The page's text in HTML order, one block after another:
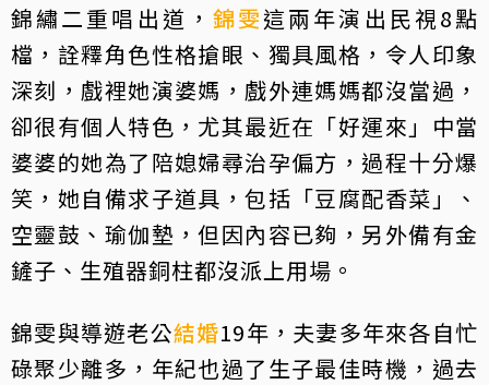
錦繡二重唱出道， 錦雯這兩年演出民視8點
檔，詮釋角色性格搶眼、獨具風格，令人印象
深刻，戲裡她演婆媽，戲外連媽媽都沒當過，
卻很有個人特色，尤其最近在「好運來」中當
婆婆的她為了陪媳婦尋治孕偏方，過程十分爆
笑，她自備求子道具，包括「豆腐配香菜」、
空靈鼓、瑜伽墊，但因內容已夠，另外備有金
鏟子、生殖器銅柱都沒派上用場。
錦雯與導遊老公結婚19年，夫妻多年來各自忙
碌聚少離多，年紀也過了生子最佳時機，過去